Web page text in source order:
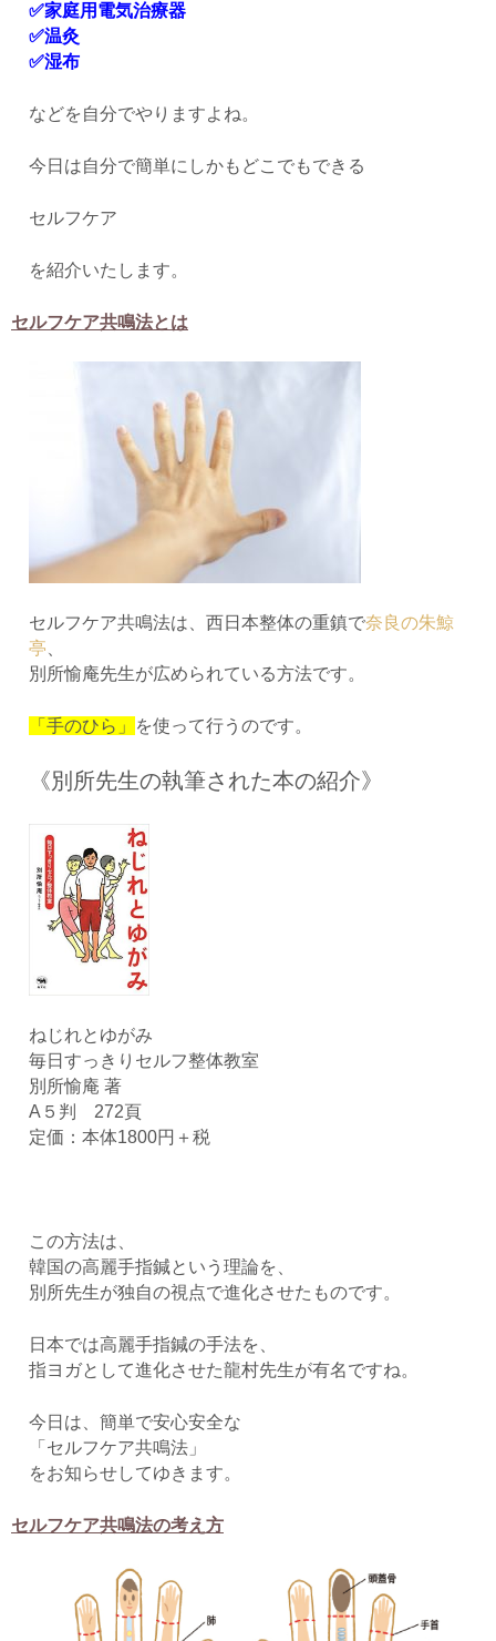
✅家庭用電気治療器
✅温灸
✅湿布
などを自分でやりますよね。
今日は自分で簡単にしかもどこでもできる
セルフケア
を紹介いたします。
セルフケア共鳴法とは
セルフケア共鳴法は、西日本整体の重鎮で奈良の朱鯨
亭
別所愉庵先生が広められている方法です。
「手のひら」 を使って行うのです。
《別所先生の執筆された本の紹介》
ねじれとゆがみ
毎日すっきりセルフ整体教室
別所愉庵 著
A５判 272頁
定価：本体1800円＋税
この方法は、
韓国の高麗手指鍼という理論を、
別所先生が独自の視点で進化させたものです。
日本では高麗手指鍼の手法を、
指ヨガとして進化させた龍村先生が有名ですね。
今日は、簡単で安心安全な
「セルフケア共鳴法」
をお知らせしてゆきます。
セルフケア共鳴法の考え方